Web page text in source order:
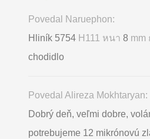
Povedal Naruephon:
Hliník 5754 H111 หนา 8 mm
chodidlo
Povedal Alireza Mokhtaryan:
Dobrý deň, veľmi dobre,
potrebujeme 12 mikrónovú